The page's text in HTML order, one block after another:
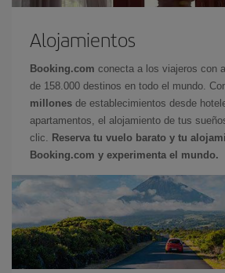
Alojamientos
Booking.com conecta a los viajeros con
de 158.000 destinos en todo el mundo.
millones de establecimientos desde
apartamentos, el alojamiento de tus
clic.
Reserva tu vuelo barato y tu
Booking.com y experimenta el mundo.